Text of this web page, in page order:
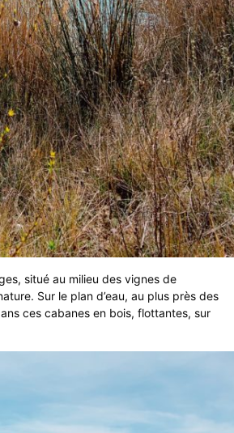
situé au milieu des vignes de
Sur le plan d’eau, au plus près des
ces cabanes en bois, flottantes, sur